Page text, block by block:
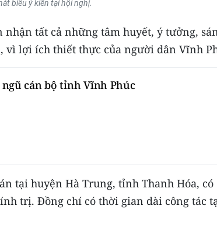
biểu ý kiến tại hội nghị.
tất cả những tâm huyết, ý tưởng,
vì lợi ích thiết thực của người dân Vĩnh
cán bộ tỉnh Vĩnh Phúc
tại huyện Hà Trung, tỉnh Thanh Hóa, có
trị. Đồng chí có thời gian dài công tác